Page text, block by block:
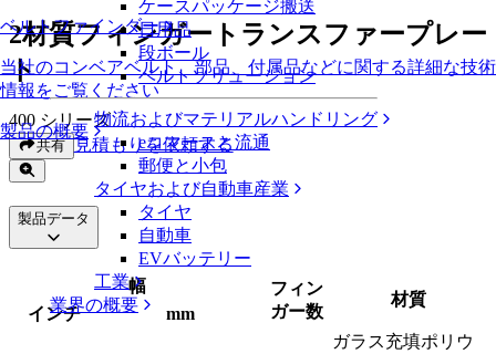
ベルトファインダー
当社のコンベアベルト、部品、付属品などに関する詳細な技術
情報をご覧ください
製品の概要
ケースパッケージ搬送
日用品
段ボール
ベルトソリューション
物流およびマテリアルハンドリング
eコマースと流通
郵便と小包
タイヤおよび自動車産業
タイヤ
自動車
EVバッテリー
工業
業界の概要
2材質フィンガートランスファープレー
ト
400 シリーズ
共有 見積もりを依頼する
製品データ
幅
フィン
ガー数
材質
インチ mm
ガラス充填ポリウ